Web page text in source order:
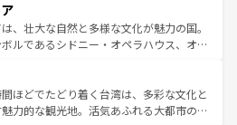
ンズでは、音楽と美食が融合した独特の
者はアメリカの各地域で異なる魅力を楽
多様性と豊かな歴史を感じることができ
ルだ。 なお、新着のアメリカ
一覧を参照してほしい。
い。また、定番の観光地といえばオアフ
然を求めるならマウイ島やカウアイ島が
ルドグリーンに輝く海をはじめ、豊かな
心で訪れる人々を迎えてくれるハワイの
ーカルフードやハワイアンミュージッ
ダンスなど、すべてがハワイの魅力を彩
、壮大な自然と多様な文化が魅力の国。
ルであるシドニー・オペラハウス、オー
中央部にそびえるウルル（エアーズロッ
の美しい原生林やケアンズの熱帯雨林な
くさん。また、カフェやワイン、オージ
ほどでたどり着く台湾は、多彩な文化と
力的な観光地。活気あふれる大都市の台